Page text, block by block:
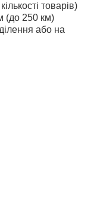
товарів)
(до 250 км)
або на